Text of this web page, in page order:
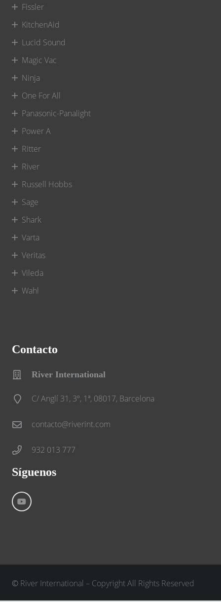
Fissler
KitchenAid
Lucid Sound
Magic Vac
Ninja
One For All
Panasonic-Panalight
Power A
Ritter
River
Russell Hobbs
Sage
Shark
Varta
Veritas
Vileda
Wahl
Contacto
River International
C/ Anglí 31, 3º, 1ª, 08017, Barcelona
contacto@riverint.com
932 013 777
Síguenos
© River International – Copyright All Rights Reserved